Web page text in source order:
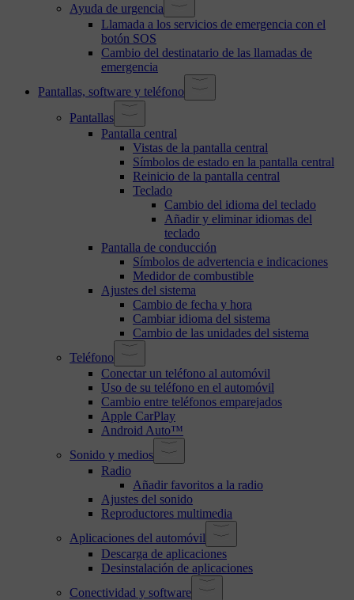
Ayuda de urgencia
Llamada a los servicios de emergencia con el
botón SOS
Cambio del destinatario de las llamadas de
emergencia
Pantallas, software y teléfono
Pantallas
Pantalla central
Vistas de la pantalla central
Símbolos de estado en la pantalla central
Reinicio de la pantalla central
Teclado
Cambio del idioma del teclado
Añadir y eliminar idiomas del
teclado
Pantalla de conducción
Símbolos de advertencia e indicaciones
Medidor de combustible
Ajustes del sistema
Cambio de fecha y hora
Cambiar idioma del sistema
Cambio de las unidades del sistema
Teléfono
Conectar un teléfono al automóvil
Uso de su teléfono en el automóvil
Cambio entre teléfonos emparejados
Apple CarPlay
Android Auto™
Sonido y medios
Radio
Añadir favoritos a la radio
Ajustes del sonido
Reproductores multimedia
Aplicaciones del automóvil
Descarga de aplicaciones
Desinstalación de aplicaciones
Conectividad y software